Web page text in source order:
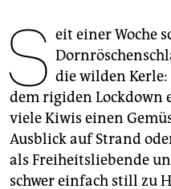
wahrheit
verlag
verlag
veranstaltungen
shop
S eit einer Woche
die wilden
dem rigiden Lockdown
viele Kiwis einen
Ausblick auf Strand
als Freiheitsliebende
schwer einfach still zu